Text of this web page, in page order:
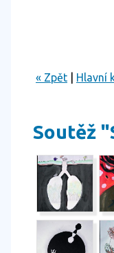
« Zpět Hlavní
Soutěž